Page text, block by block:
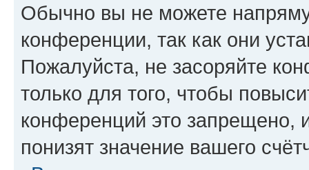
Обычно вы не можете
конференции, так как они
Пожалуйста, не засоряйте
только для того, чтобы
конференций это запрещено,
понизят значение вашего